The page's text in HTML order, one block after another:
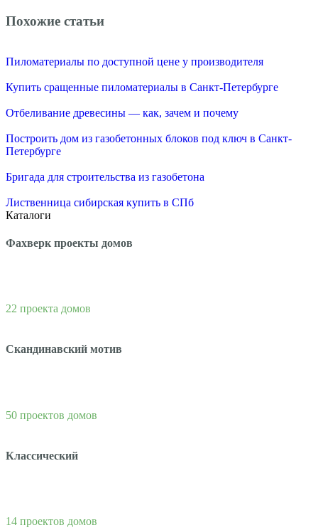
Похожие статьи
Пиломатериалы по доступной цене у производителя
Купить сращенные пиломатериалы в Санкт-Петербурге
Отбеливание древесины — как, зачем и почему
Построить дом из газобетонных блоков под ключ в Санкт-
Петербурге
Бригада для строительства из газобетона
Лиственница сибирская купить в СПб
Каталоги
Фахверк проекты домов
22 проекта домов
Скандинавский мотив
50 проектов домов
Классический
14 проектов домов